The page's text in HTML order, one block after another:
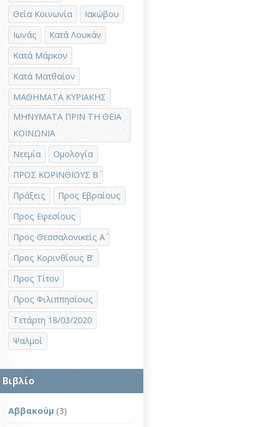
Θεία Κοινωνία
Ιακώβου
Ιωνάς
Κατά Λουκάν
Κατά Μάρκον
Κατά Ματθαίον
ΜΑΘΗΜΑΤΑ ΚΥΡΙΑΚΗΣ
ΜΗΝΥΜΑΤΑ ΠΡΙΝ ΤΗ ΘΕΙΑ
ΚΟΙΝΩΝΙΑ
Νεεμία
Ομολογία
ΠΡΟΣ ΚΟΡΙΝΘΙΟΥΣ Β΄
Πράξεις
Προς Εβραίους
Προς Εφεσίους
Προς Θεσσαλονικείς Α΄
Προς Κορινθίους Β'
Προς Τίτον
Προς Φιλιππησίους
Τετάρτη 18/03/2020
Ψαλμοί
Βιβλίο
Αββακούμ (3)